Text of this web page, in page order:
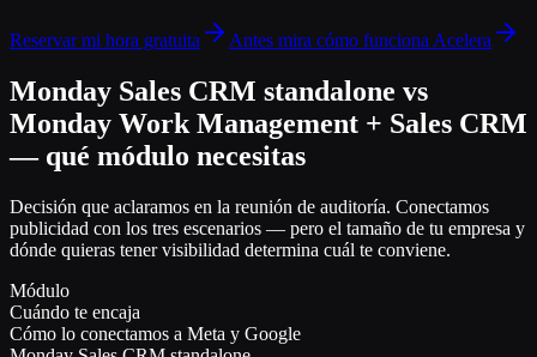
Reservar mi hora gratuita Antes mira cómo funciona Acelera
Monday Sales CRM standalone vs
Monday Work Management + Sales CRM
— qué módulo necesitas
Decisión que aclaramos en la reunión de auditoría. Conectamos
publicidad con los tres escenarios — pero el tamaño de tu empresa y
dónde quieras tener visibilidad determina cuál te conviene.
Módulo
Cuándo te encaja
Cómo lo conectamos a Meta y Google